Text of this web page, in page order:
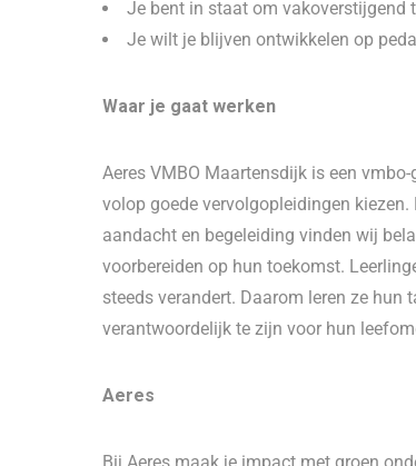
Je bent in staat om vakoverstijgend
Je wilt je blijven ontwikkelen op
Waar je gaat werken
Aeres VMBO Maartensdijk is een
volop goede vervolgopleidingen
aandacht en begeleiding vinden wij
voorbereiden op hun toekomst.
steeds verandert. Daarom leren ze hun
verantwoordelijk te zijn voor hun
Aeres